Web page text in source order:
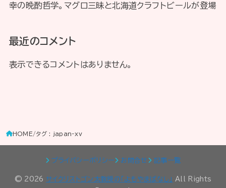
幸の晩酌哲学。マグロ三昧と北海道クラフトビールが登場
最近のコメント
表示できるコメントはありません。
HOME タグ : japan-xv
プライバシーポリシー お問合せ 記事一覧
© 2026 サイクリストゴン太教授の「よもやまばなし」 All Rights